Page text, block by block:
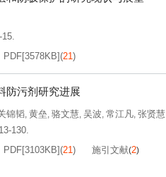
PDF[3578KB](21)
防污剂研究进展
锦韬, 黄垒, 骆文慧, 吴波, 常江凡, 张贤慧
130.
PDF[3103KB](21) 施引文献(2)